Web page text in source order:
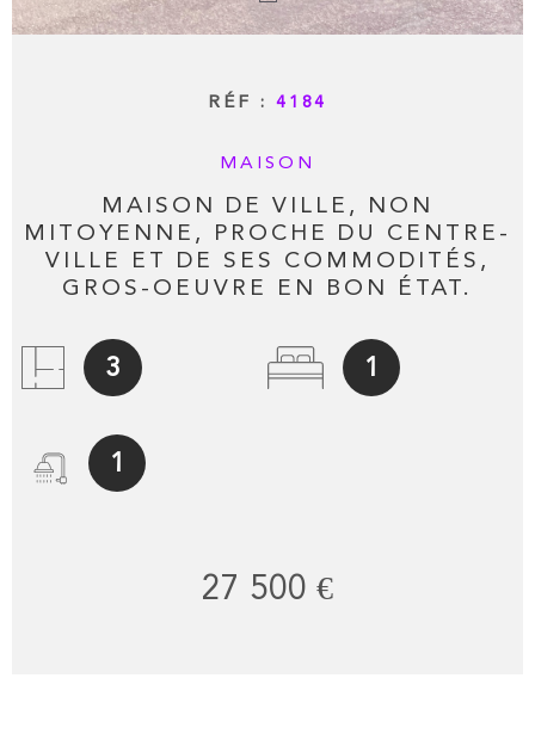
RÉF : 4184
MAISON
MAISON DE VILLE, NON
MITOYENNE, PROCHE DU CENTRE-
VILLE ET DE SES COMMODITÉS,
GROS-OEUVRE EN BON ÉTAT.
3 1
1
27 500 €